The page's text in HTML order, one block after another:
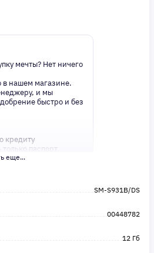
мечты? Нет ничего
нашем магазине.
и мы
быстро и без
кредиту
паспорт
процентные ставки
сейчас. Ваше
✨
еще...
SM-S931B/DS
00448782
12 Гб